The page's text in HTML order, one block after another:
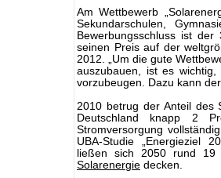
Am Wettbewerb
Sekundarschulen,
Bewerbungsschluss ist
seinen Preis auf der
2012. „Um die gute
auszubauen, ist es wichtig,
vorzubeugen. Dazu kann
2010 betrug der Anteil des
Deutschland knapp 2
Stromversorgung
UBA-Studie „Energieziel
ließen sich 2050 rund 19
Solarenergie decken.